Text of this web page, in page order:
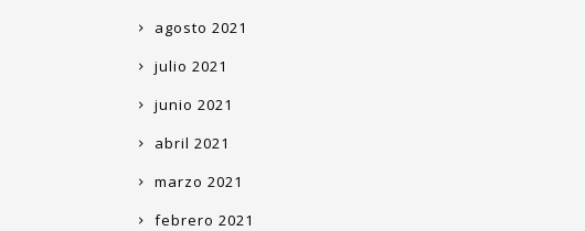
agosto 2021
julio 2021
junio 2021
abril 2021
marzo 2021
febrero 2021